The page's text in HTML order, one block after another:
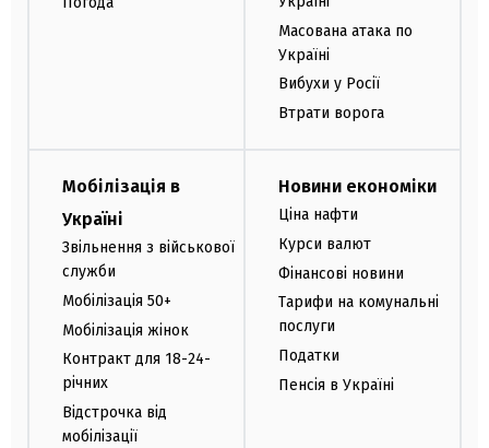
Масована атака по
Україні
Вибухи у Росії
Втрати ворога
Мобілізація в
Україні
Звільнення з військової
служби
Мобілізація 50+
Мобілізація жінок
Контракт для 18-24-
річних
Відстрочка від
мобілізації
Новини економіки
Ціна нафти
Курси валют
Фінансові новини
Тарифи на комунальні
послуги
Податки
Пенсія в Україні